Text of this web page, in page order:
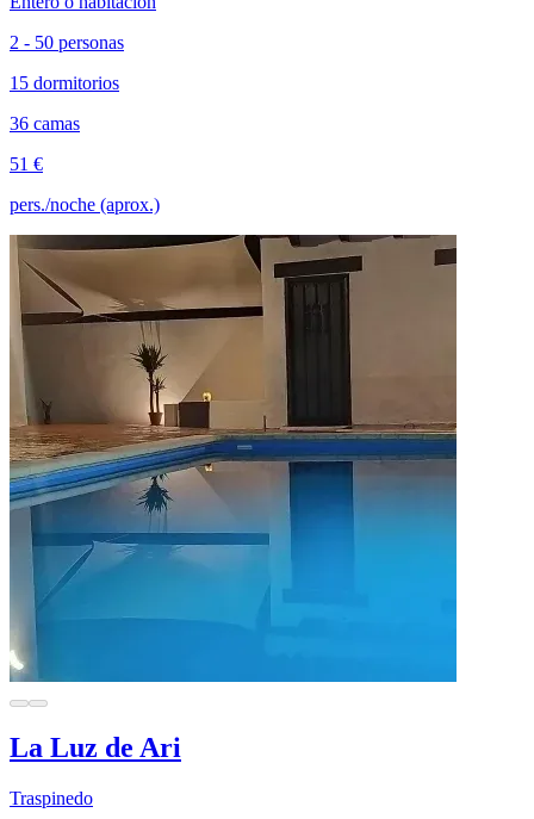
2 - 50 personas
15 dormitorios
36 camas
51 €
pers./noche (aprox.)
La Luz de Ari
Traspinedo